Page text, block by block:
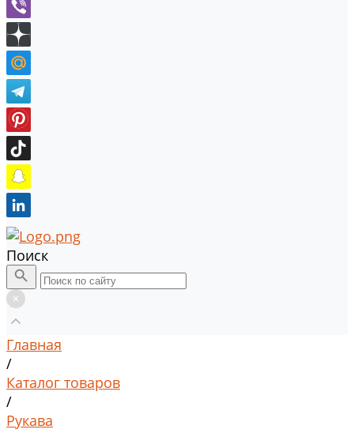
Поиск
Главная
/
Каталог товаров
/
Рукава